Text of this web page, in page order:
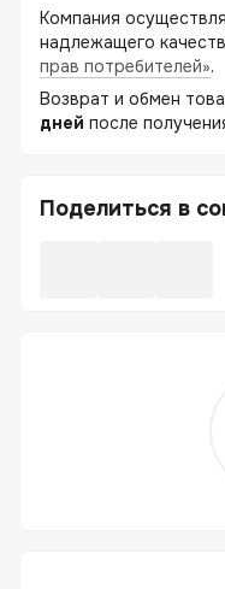
Компания
надлежащего
прав потребителей».
Возврат и обмен
дней после
Поделиться в